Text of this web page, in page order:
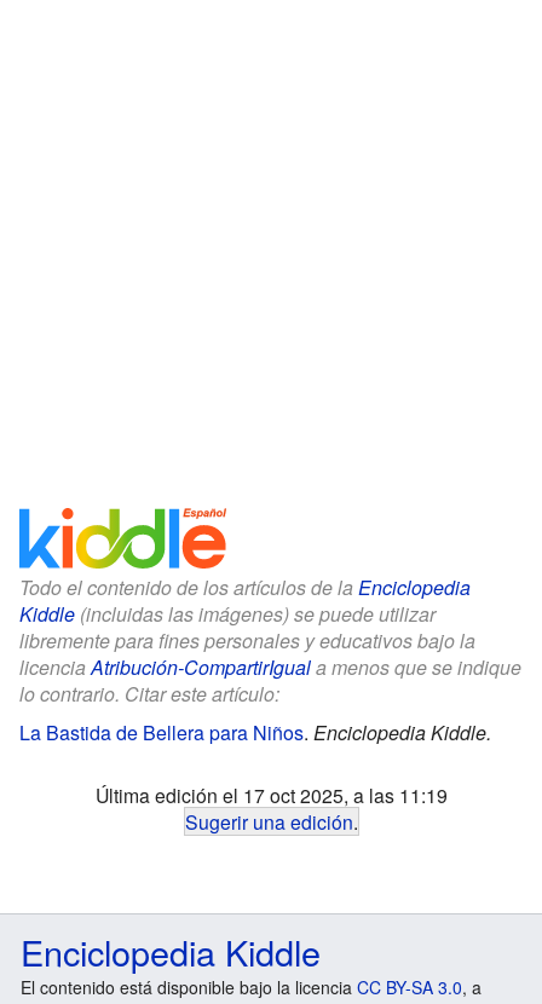
Todo el contenido de los artículos de la Enciclopedia
Kiddle (incluidas las imágenes) se puede utilizar
libremente para fines personales y educativos bajo la
licenciaAtribución-CompartirIguala menos que se indique
lo contrario. Citar este artículo:
La Bastida de Bellera para Niños. Enciclopedia Kiddle.
Última edición el 17 oct 2025, a las 11:19
Sugerir una edición.
Enciclopedia Kiddle
El contenido está disponible bajo la licencia CC BY-SA 3.0, a